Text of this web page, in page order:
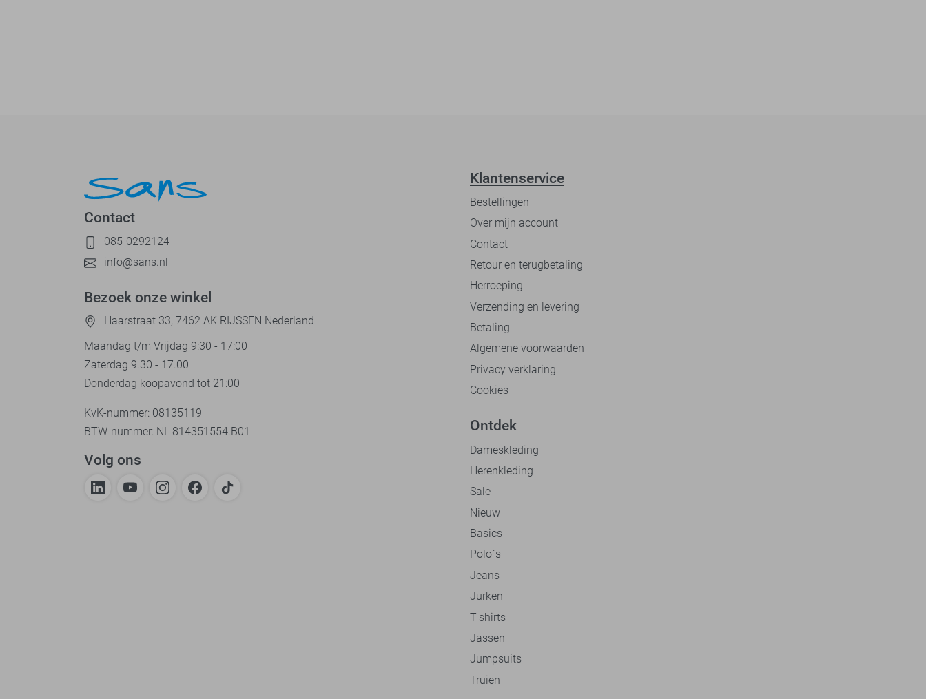
Contact
085-0292124
info@sans.nl
Bezoek onze winkel
Haarstraat 33, 7462 AK RIJSSEN Nederland
Maandag t/m Vrijdag 9:30 - 17:00
Zaterdag 9.30 - 17.00
Donderdag koopavond tot 21:00
KvK-nummer: 08135119
BTW-nummer: NL 814351554.B01
Volg ons
Klantenservice
Bestellingen
Over mijn account
Contact
Retour en terugbetaling
Herroeping
Verzending en levering
Betaling
Algemene voorwaarden
Privacy verklaring
Cookies
Ontdek
Dameskleding
Herenkleding
Sale
Nieuw
Basics
Polo`s
Jeans
Jurken
T-shirts
Jassen
Jumpsuits
Truien